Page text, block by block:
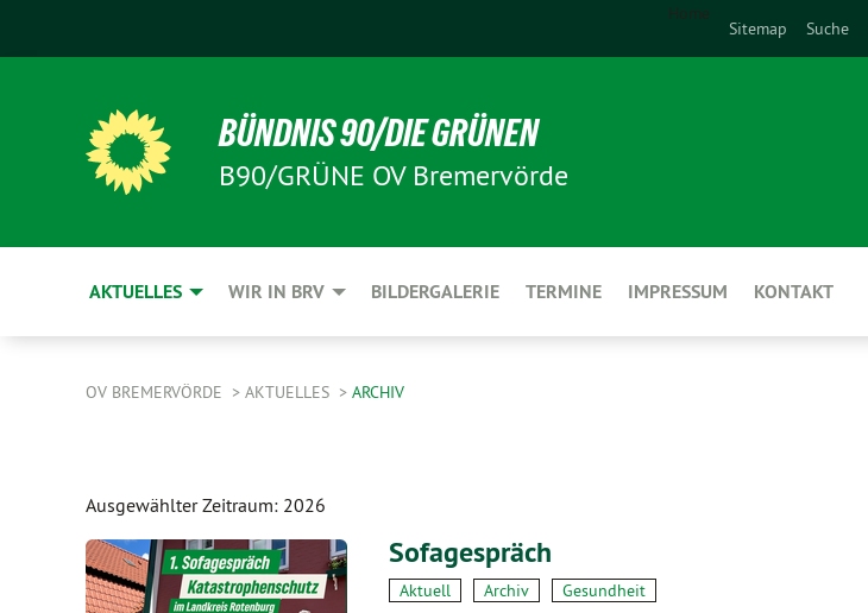
Home
Sitemap Suche
BÜNDNIS 90/DIE GRÜNEN
B90/GRÜNE OV Bremervörde
AKTUELLES WIR IN BRV BILDERGALERIE TERMINE IMPRESSUM KONTAKT
OV BREMERVÖRDE AKTUELLES ARCHIV
Ausgewählter Zeitraum: 2026
Sofagespräch
Aktuell Archiv Gesundheit